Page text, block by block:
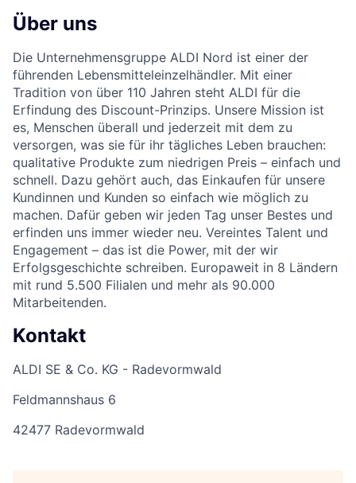
Über uns
Die Unternehmensgruppe ALDI Nord ist einer der
führenden Lebensmitteleinzelhändler. Mit einer
Tradition von über 110 Jahren steht ALDI für die
Erfindung des Discount-Prinzips. Unsere Mission ist
es, Menschen überall und jederzeit mit dem zu
versorgen, was sie für ihr tägliches Leben brauchen:
qualitative Produkte zum niedrigen Preis – einfach und
schnell. Dazu gehört auch, das Einkaufen für unsere
Kundinnen und Kunden so einfach wie möglich zu
machen. Dafür geben wir jeden Tag unser Bestes und
erfinden uns immer wieder neu. Vereintes Talent und
Engagement – das ist die Power, mit der wir
Erfolgsgeschichte schreiben. Europaweit in 8 Ländern
mit rund 5.500 Filialen und mehr als 90.000
Mitarbeitenden.
Kontakt
ALDI SE & Co. KG - Radevormwald
Feldmannshaus 6
42477 Radevormwald